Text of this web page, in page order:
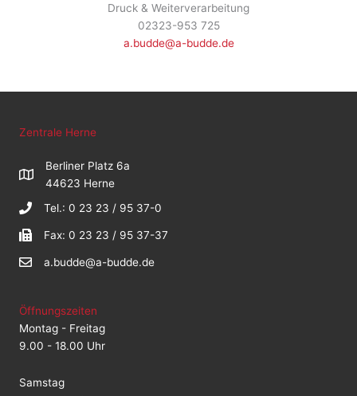
Druck & Weiterverarbeitung
02323-953 725
a.budde@a-budde.de
Zentrale Herne
Berliner Platz 6a
44623 Herne
Tel.: 0 23 23 / 95 37-0
Fax: 0 23 23 / 95 37-37
a.budde@a-budde.de
Öffnungszeiten
Montag - Freitag
9.00 - 18.00 Uhr
Samstag